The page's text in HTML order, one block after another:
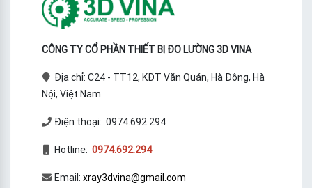
CÔNG TY CỔ PHẦN THIẾT BỊ ĐO LƯỜNG 3D VINA
Địa chỉ: C24 - TT12, KĐT Văn Quán, Hà Đông, Hà
Nội, Việt Nam
Điện thoại: 0974.692.294
Hotline: 0974.692.294
Email: xray3dvina@gmail.com